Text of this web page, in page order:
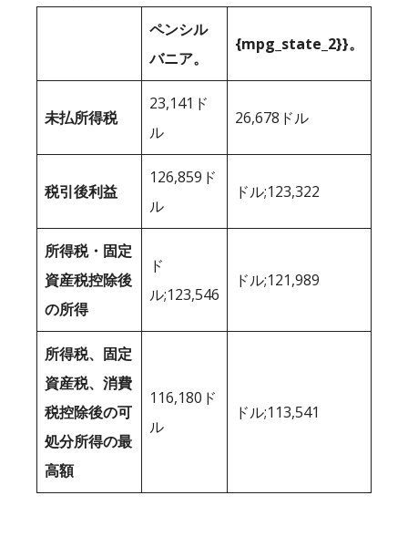
ペンシル
バニア。
{mpg_state_2}}。
未払所得税
23,141ド
ル
26,678ドル
税引後利益
126,859ド
ル
ドル;123,322
所得税・固定
資産税控除後
の所得
ド
ル;123,546
ドル;121,989
所得税、固定
資産税、消費
税控除後の可
処分所得の最
高額
116,180ド
ル
ドル;113,541